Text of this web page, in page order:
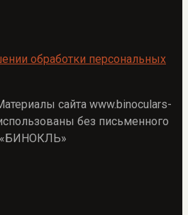
обработки персональных
сайта www.binoculars-
без письменного
«БИНОКЛЬ»